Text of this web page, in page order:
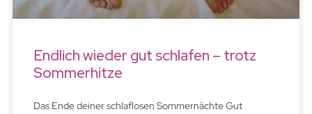
Endlich wieder gut schlafen – trotz
Sommerhitze
Das Ende deiner schlaflosen Sommernächte Gut